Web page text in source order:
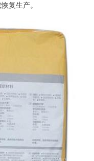
复生产。